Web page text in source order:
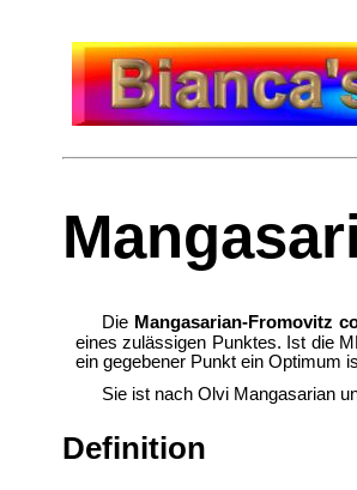
Die Mangasarian-Fromovitz
eines zulässigen Punktes. Ist die
ein gegebener Punkt ein Optimum
Sie ist nach Olvi Mangasarian
Definition